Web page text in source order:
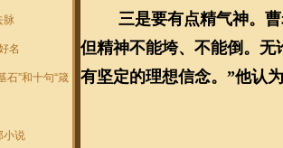
脉
名
石”和十句“箴
小说
三是要有点精气神。
但精神不能垮、不能倒。
有坚定的理想信念。”他认